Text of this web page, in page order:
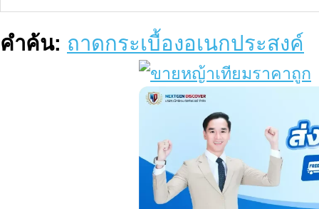
คำค้น: ถาดกระเบื้องอเนกประสงค์